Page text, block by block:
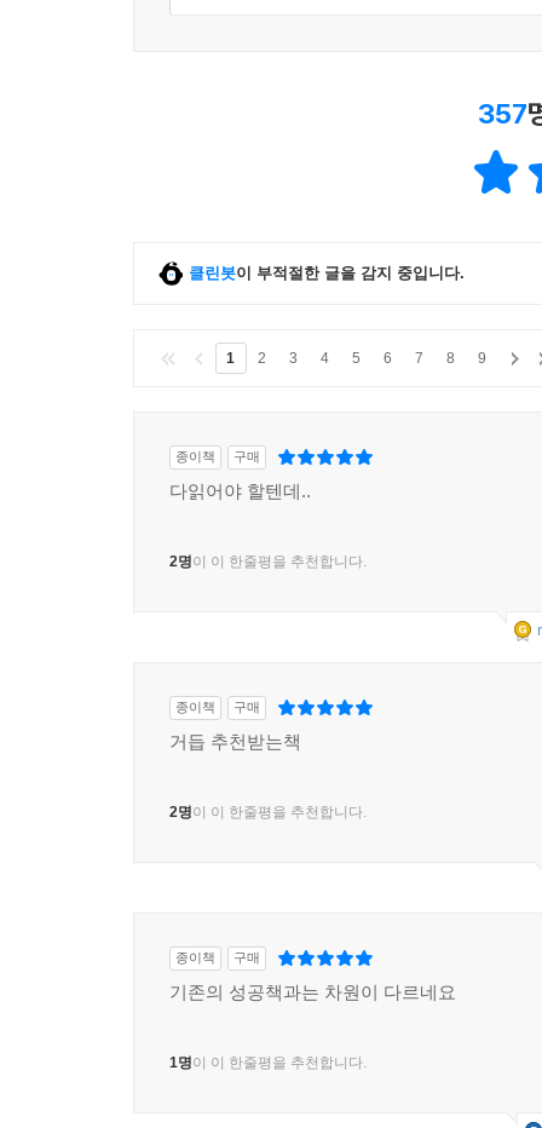
357
클린봇이 부적절한 글을 감지 중입니다.
1 2 3 4 5 6 7 8 9
종이책 구매
다읽어야 할텐데..
2명이 이 한줄평을 추천합니다.
종이책 구매
거듭 추천받는책
2명이 이 한줄평을 추천합니다.
종이책 구매
기존의 성공책과는 차원이 다르네요
1명이 이 한줄평을 추천합니다.